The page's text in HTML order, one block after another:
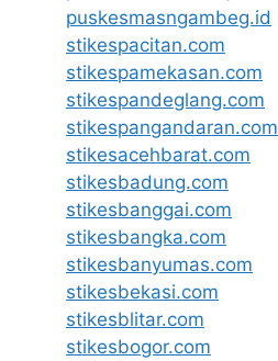
puskesmasngambeg.id
stikespacitan.com
stikespamekasan.com
stikespandeglang.com
stikespangandaran.com
stikesacehbarat.com
stikesbadung.com
stikesbanggai.com
stikesbangka.com
stikesbanyumas.com
stikesbekasi.com
stikesblitar.com
stikesbogor.com